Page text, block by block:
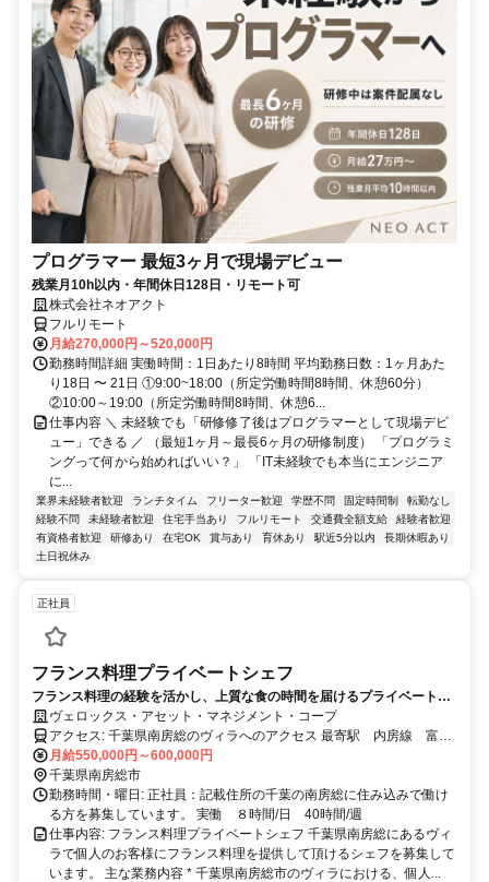
プログラマー 最短3ヶ月で現場デビュー
残業月10h以内・年間休日128日・リモート可
株式会社ネオアクト
フルリモート
月給270,000円～520,000円
勤務時間詳細 実働時間：1日あたり8時間 平均勤務日数：1ヶ月あた
り18日 〜 21日 ①9:00~18:00（所定労働時間8時間、休憩60分）
②10:00～19:00（所定労働時間8時間、休憩6...
仕事内容 ＼ 未経験でも「研修修了後はプログラマーとして現場デビ
ュー」できる ／ （最短1ヶ月～最長6ヶ月の研修制度） 「プログラミ
ングって何から始めればいい？」 「IT未経験でも本当にエンジニア
に...
業界未経験者歓迎 ランチタイム フリーター歓迎 学歴不問 固定時間制
転勤なし
経験不問
未経験者歓迎 住宅手当あり フルリモート 交通費全額支給
経験者歓迎
有資格者歓迎
研修あり 在宅OK 賞与あり 育休あり 駅近5分以内
長期休暇あり
土日祝休み
正社員
フランス料理プライベートシェフ
フランス料理の経験を活かし、上質な食の時間を届けるプライベートシ
ェフへ。
ヴェロックス・アセット・マネジメント・コープ
アクセス: 千葉県南房総のヴィラへのアクセス 最寄駅 内房線 富浦
駅 徒歩37分 送迎可能 自動車通勤可能
月給550,000円～600,000円
千葉県南房総市
勤務時間・曜日: 正社員：記載住所の千葉の南房総に住み込みで働け
る方を募集しています。 実働 ８時間/日 40時間/週
仕事内容: フランス料理プライベートシェフ 千葉県南房総にあるヴィ
ラで個人のお客様にフランス料理を提供して頂けるシェフを募集して
います。 主な業務内容 * 千葉県南房総市のヴィラにおける、個人...